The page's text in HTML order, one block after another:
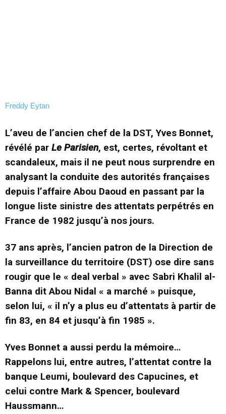
Freddy Eytan
L’aveu de l’ancien chef de la DST, Yves Bonnet,
révélé par Le Parisien, est, certes, révoltant et
scandaleux, mais il ne peut nous surprendre en
analysant la conduite des autorités françaises
depuis l’affaire Abou Daoud en passant par la
longue liste sinistre des attentats perpétrés en
France de 1982 jusqu’à nos jours.
37 ans après, l’ancien patron de la Direction de
la surveillance du territoire (DST) ose dire sans
rougir que le « deal verbal » avec Sabri Khalil al-
Banna dit Abou Nidal « a marché » puisque,
selon lui, « il n’y a plus eu d’attentats à partir de
fin 83, en 84 et jusqu’à fin 1985 ».
Yves Bonnet a aussi perdu la mémoire…
Rappelons lui, entre autres, l’attentat contre la
banque Leumi, boulevard des Capucines, et
celui contre Mark & Spencer, boulevard
Haussmann…